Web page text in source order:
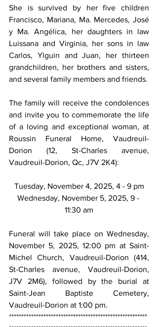
She is survived by her five children
Francisco, Mariana, Ma. Mercedes, José
y Ma. Angélica, her daughters in law
Luissana and Virginia, her sons in law
Carlos, Ylguin and Juan, her thirteen
grandchildren, her brothers and sisters,
and several family members and friends.
The family will receive the condolences
and invite you to commemorate the life
of a loving and exceptional woman, at
Roussin Funeral Home, Vaudreuil-
Dorion (12, St-Charles avenue,
Vaudreuil-Dorion, Qc, J7V 2K4):
Tuesday, November 4, 2025, 4 - 9 pm
Wednesday, November 5, 2025, 9 -
11:30 am
Funeral will take place on Wednesday,
November 5, 2025, 12:00 pm at Saint-
Michel Church, Vaudreuil-Dorion (414,
St-Charles avenue, Vaudreuil-Dorion,
J7V 2M6), followed by the burial at
Saint-Jean Baptiste Cemetery,
Vaudreuil-Dorion at 1:00 pm.
********************************************************